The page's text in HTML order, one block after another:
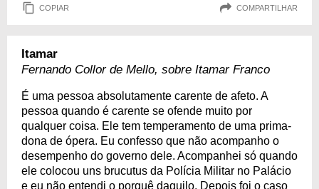
COPIAR COMPARTILHAR
Itamar
Fernando Collor de Mello, sobre Itamar Franco
É uma pessoa absolutamente carente de afeto. A
pessoa quando é carente se ofende muito por
qualquer coisa. Ele tem temperamento de uma prima-
dona de ópera. Eu confesso que não acompanho o
desempenho do governo dele. Acompanhei só quando
ele colocou uns brucutus da Polícia Militar no Palácio
e eu não entendi o porquê daquilo. Depois foi o caso